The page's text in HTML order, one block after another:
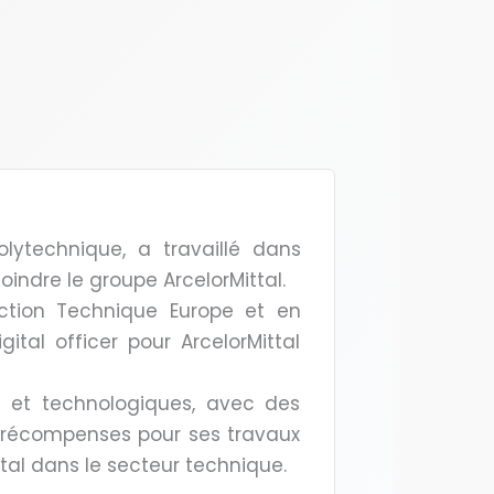
a travaillé dans
le groupe ArcelorMittal.
Technique Europe et en
officer pour ArcelorMittal
et technologiques, avec des
pour ses travaux
dans le secteur technique.